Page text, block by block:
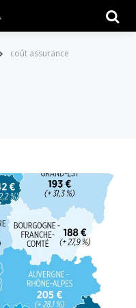
coût assurance